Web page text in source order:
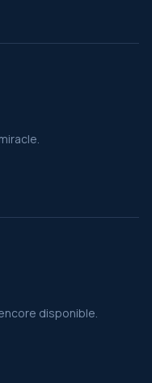
disponible.